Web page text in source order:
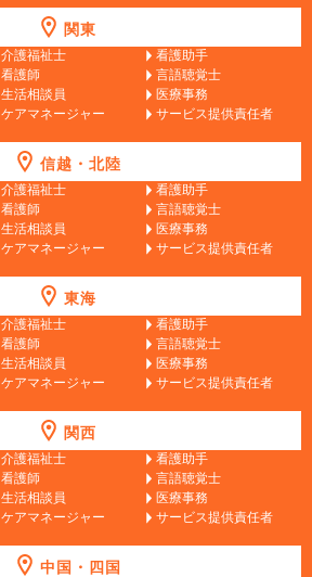
関東
介護福祉士
看護助手
看護師
言語聴覚士
生活相談員
医療事務
ケアマネージャー サービス提供責任者
信越・北陸
介護福祉士
看護助手
看護師
言語聴覚士
生活相談員
医療事務
ケアマネージャー サービス提供責任者
東海
介護福祉士
看護助手
看護師
言語聴覚士
生活相談員
医療事務
ケアマネージャー サービス提供責任者
関西
介護福祉士
看護助手
看護師
言語聴覚士
生活相談員
医療事務
ケアマネージャー サービス提供責任者
中国・四国